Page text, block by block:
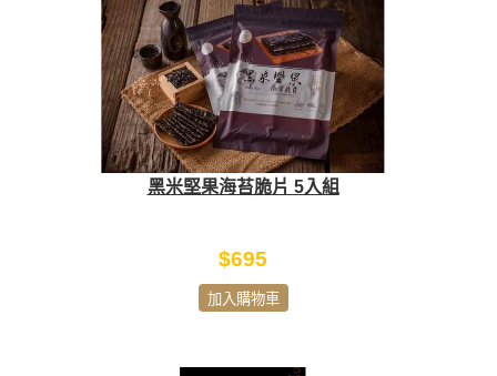
黑米堅果海苔脆片 5入組
$695
加入購物車